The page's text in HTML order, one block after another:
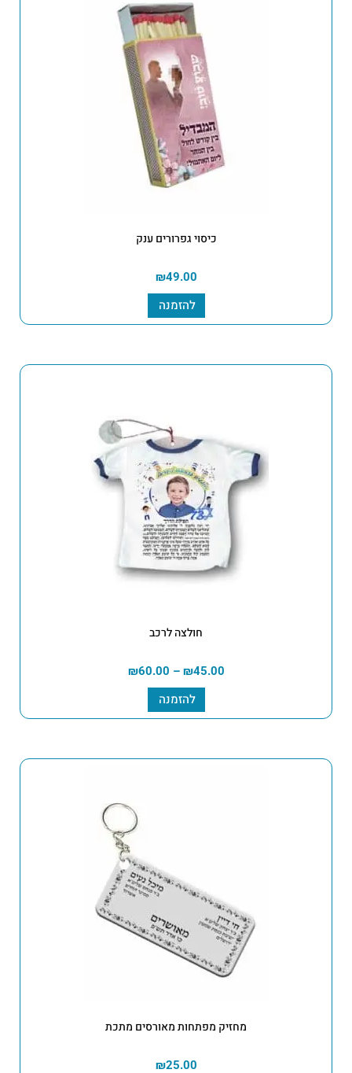
כיסוי גפרורים ענק
₪49.00
להזמנה
חולצה לרכב
₪45.00
–
₪60.00
להזמנה
מחזיק מפתחות מאורסים מתכת
₪25.00